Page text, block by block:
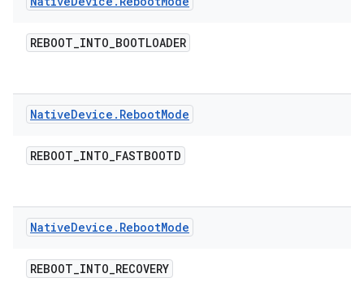
REBOOT_INTO_BOOTLOADER
NativeDevice . RebootMode
REBOOT_INTO_FASTBOOTD
NativeDevice . RebootMode
REBOOT_INTO_RECOVERY